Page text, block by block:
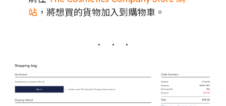
站 ，將想買的貨物加入到購物車。